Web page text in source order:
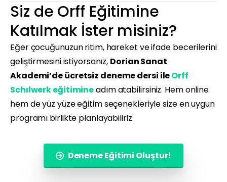
Siz de Orff Eğitimine
Katılmak İster misiniz?
Eğer çocuğunuzun ritim, hareket ve ifade becerilerini
geliştirmesini istiyorsanız, Dorian Sanat
Akademi’de ücretsiz deneme dersi ileOrff
Schılwerk eğitimineadım atabilirsiniz. Hem online
hem de yüz yüze eğitim seçenekleriyle size en uygun
programı birlikte planlayabiliriz.
Deneme Eğitimi Oluştur!